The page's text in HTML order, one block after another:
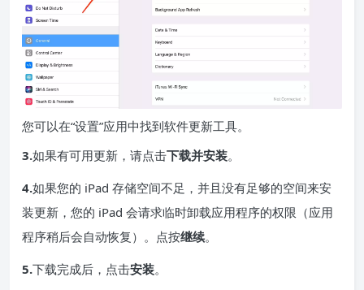
您可以在“设置”应用中找到软件更新工具。
3.如果有可用更新，请点击下载并安装。
4.如果您的 iPad 存储空间不足，并且没有足够的空间来安
装更新，您的 iPad 会请求临时卸载应用程序的权限（应用
程序稍后会自动恢复）。点按继续。
5.下载完成后，点击安装。